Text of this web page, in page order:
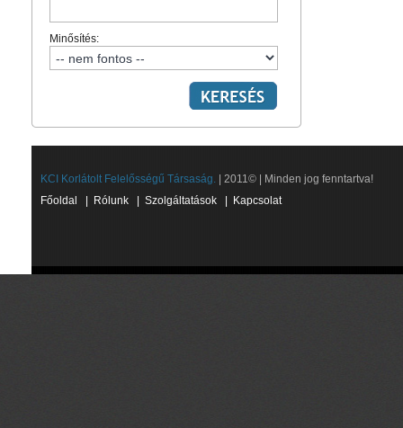
Minősítés:
KCI Korlátolt Felelősségű Társaság. | 2011© | Minden jog fenntartva!
Főoldal
Rólunk Szolgáltatások Kapcsolat